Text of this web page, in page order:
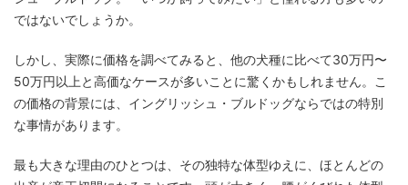
ではないでしょうか。
しかし、実際に価格を調べてみると、他の犬種に比べて30万円〜
50万円以上と高価なケースが多いことに驚くかもしれません。こ
の価格の背景には、イングリッシュ・ブルドッグならではの特別
な事情があります。
最も大きな理由のひとつは、その独特な体型ゆえに、ほとんどの